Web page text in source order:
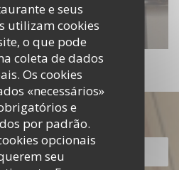
e seus
utilizam cookies
o que pode
coleta de dados
Os cookies
«necessários»
e
por padrão.
opcionais
seu
o nosso menu
O NOSSO MENU